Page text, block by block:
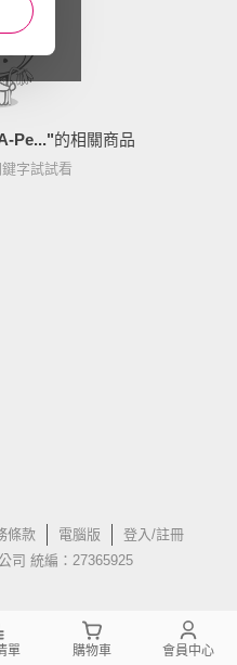
Pe..."的相關商品
字試試看
條款 電腦版
登入/註冊
司 統編：27365925
單 購物車 會員中心